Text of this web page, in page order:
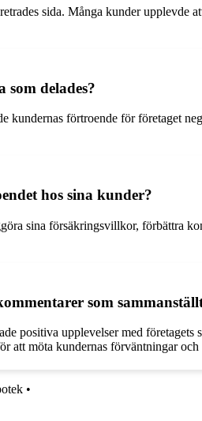
sida. Många kunder upplevde
delades?
kundernas förtroende för företaget
hos sina kunder?
sina försäkringsvillkor, förbättra
som
positiva upplevelser med
möta kundernas förväntningar och
•